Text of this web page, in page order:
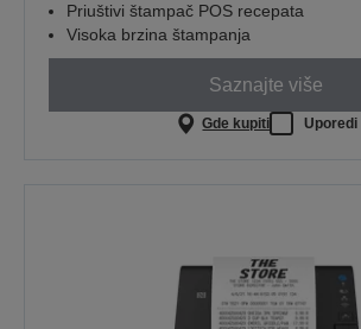
Priuštivi štampač POS recepata
Visoka brzina štampanja
Saznajte više
Gde kupiti Uporedi